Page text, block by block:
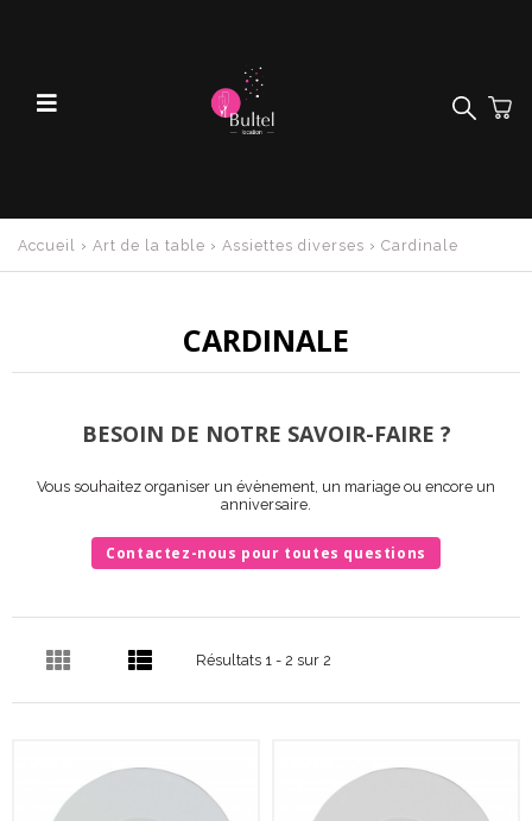
Accueil › Art de la table › Assiettes diverses › Cardinale
CARDINALE
BESOIN DE NOTRE SAVOIR-FAIRE ?
Vous souhaitez organiser un évènement, un mariage ou encore un
anniversaire.
Contactez-nous pour toutes questions
Résultats 1 - 2 sur 2